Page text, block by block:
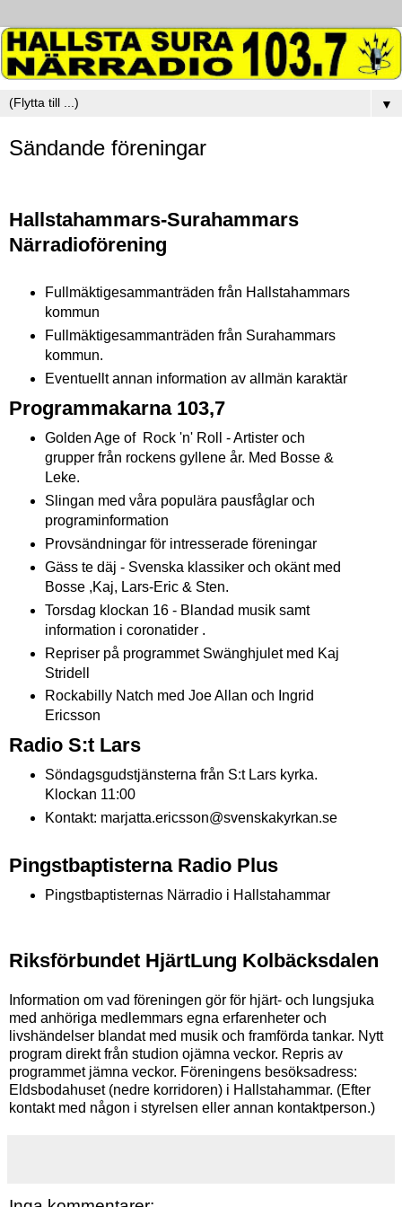
▼
Sändande föreningar
Hallstahammars-Surahammars
Närradioförening
Fullmäktigesammanträden från Hallstahammars
kommun
Fullmäktigesammanträden från Surahammars
kommun.
Eventuellt annan information av allmän karaktär
Programmakarna 103,7
Golden Age of Rock 'n' Roll - Artister och
grupper från rockens gyllene år. Med Bosse &
Leke.
Slingan med våra populära pausfåglar och
programinformation
Provsändningar för intresserade föreningar
Gäss te däj - Svenska klassiker och okänt med
Bosse ,Kaj, Lars-Eric & Sten.
Torsdag klockan 16 - Blandad musik samt
information i coronatider .
Repriser på programmet Swänghjulet med Kaj
Stridell
Rockabilly Natch med Joe Allan och Ingrid
Ericsson
Radio S:t Lars
Söndagsgudstjänsterna från S:t Lars kyrka.
Klockan 11:00
Kontakt: marjatta.ericsson@svenskakyrkan.se
Pingstbaptisterna Radio Plus
Pingstbaptisternas Närradio i Hallstahammar
Riksförbundet HjärtLung Kolbäcksdalen
Information om vad föreningen gör för hjärt- och lungsjuka
med anhöriga medlemmars egna erfarenheter och
livshändelser blandat med musik och framförda tankar. Nytt
program direkt från studion ojämna veckor. Repris av
programmet jämna veckor. Föreningens besöksadress:
Eldsbodahuset (nedre korridoren) i Hallstahammar. (Efter
kontakt med någon i styrelsen eller annan kontaktperson.)